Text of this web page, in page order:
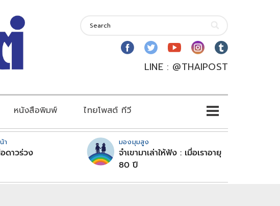
LINE : @THAIPOST
หนังสือพิมพ์ ไทยโพสต์ ทีวี
า
ดาวร่วง
มองมุมสูง
จำเขามาเล่าให้ฟัง : เมื่อเราอายุ
80 ปี